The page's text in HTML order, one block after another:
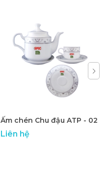
Ấm chén Chu đậu ATP - 02
Liên hệ